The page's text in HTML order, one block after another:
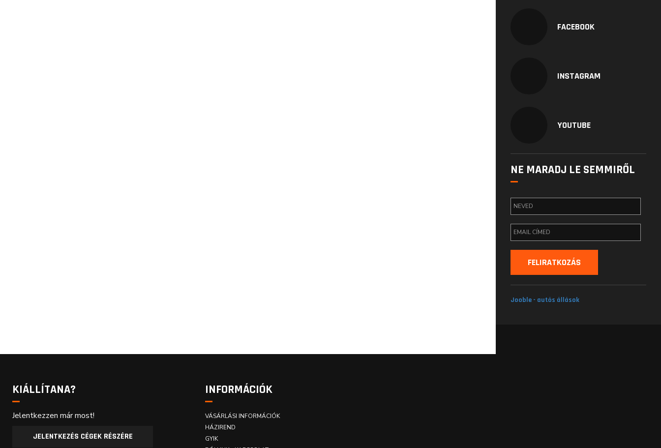
FACEBOOK
INSTAGRAM
YOUTUBE
NE MARADJ LE SEMMIRŐL
Jooble - autós állások
KIÁLLÍTANA?
Jelentkezzen már most!
JELENTKEZÉS CÉGEK RÉSZÉRE
INFORMÁCIÓK
VÁSÁRLÁSI INFORMÁCIÓK
HÁZIREND
GYIK